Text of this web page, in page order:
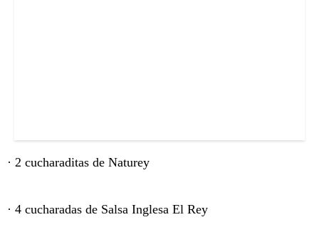
· 2 cucharaditas de Naturey
· 4 cucharadas de Salsa Inglesa El Rey